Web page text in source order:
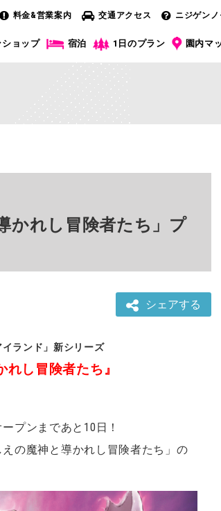
料金&営業案内 交通アクセス ニジゲンノ
ョップ 宿泊 1日のプラン 園内マ
かれし冒険者たち」プ
シェアする
ランド」新シリーズ
し冒険者たち』
プンまであと10日！
の魔神と導かれし冒険者たち」の